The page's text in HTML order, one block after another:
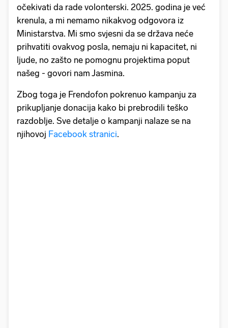
očekivati da rade volonterski. 2025. godina je već
krenula, a mi nemamo nikakvog odgovora iz
Ministarstva. Mi smo svjesni da se država neće
prihvatiti ovakvog posla, nemaju ni kapacitet, ni
ljude, no zašto ne pomognu projektima poput
našeg - govori nam Jasmina.
Zbog toga je Frendofon pokrenuo kampanju za
prikupljanje donacija kako bi prebrodili teško
razdoblje. Sve detalje o kampanji nalaze se na
njihovoj Facebook stranici.